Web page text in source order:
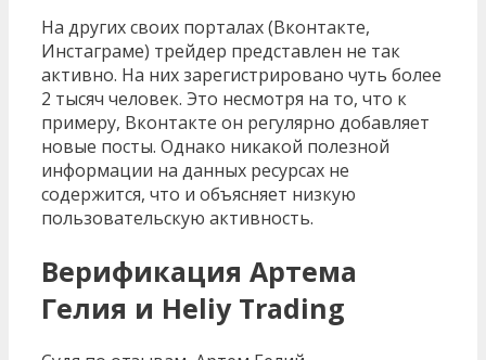
На других своих порталах (Вконтакте,
Инстаграме) трейдер представлен не так
активно. На них зарегистрировано чуть более
2 тысяч человек. Это несмотря на то, что к
примеру, Вконтакте он регулярно добавляет
новые посты. Однако никакой полезной
информации на данных ресурсах не
содержится, что и объясняет низкую
пользовательскую активность.
Верификация Артема
Гелия и Heliy Trading